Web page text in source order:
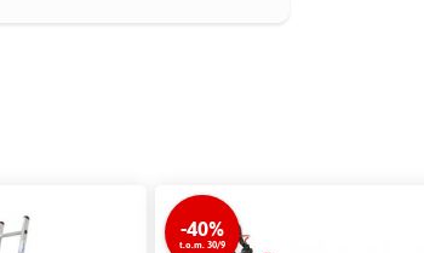
-40%
t.o.m. 30/9